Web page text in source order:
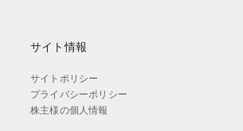
サイト情報
サイトポリシー
プライバシーポリシー
株主様の個人情報